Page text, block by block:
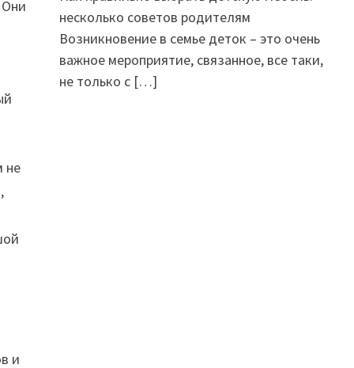
Они
не
и
несколько советов родителям
Возникновение в семье деток – это очень
важное мероприятие, связанное, все таки,
не только с […]